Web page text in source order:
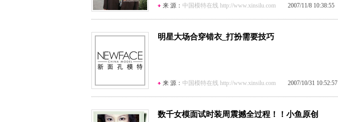
来 源： 中国模特在线 http://www.xinsilu.com 2007/11/8 10:38:55
明星大场合穿错衣_打扮需要技巧
来 源： 中国模特在线 http://www.xinsilu.com 2007/10/31 10:52:57
数千女模面试时装周震撼全过程！！小鱼原创